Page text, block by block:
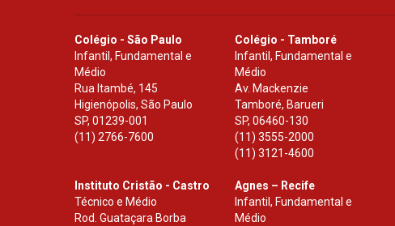
Colégio - São Paulo
Infantil, Fundamental e
Médio
Rua Itambé, 145
Higienópolis, São Paulo
SP, 01239-001
(11) 2766-7600
Colégio - Tamboré
Infantil, Fundamental e
Médio
Av. Mackenzie
Tamboré, Barueri
SP,06460-130
(11) 3555-2000
(11) 3121-4600
Instituto Cristão - Castro
Técnico e Médio
Rod. Guataçara Borba
Agnes – Recife
Infantil, Fundamental e
Médio